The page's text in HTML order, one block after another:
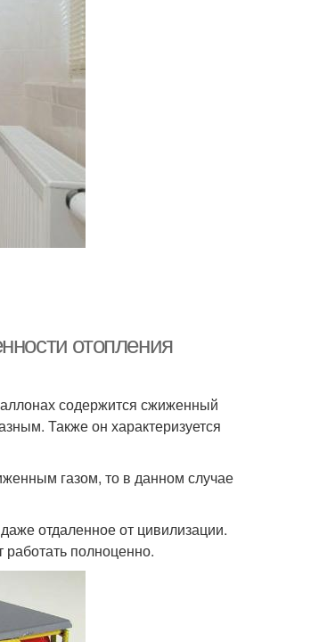
отопления
содержится сжиженный
Также он характеризуется
газом, то в данном случае
отдаленное от цивилизации.
полноценно.